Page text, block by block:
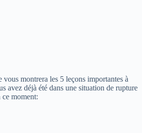
vous montrera les 5 leçons importantes à
avez déjà été dans une situation de rupture
ce moment: